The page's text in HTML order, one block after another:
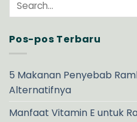
Pos-pos Terbaru
5 Makanan Penyebab
Alternatifnya
Manfaat Vitamin E untuk